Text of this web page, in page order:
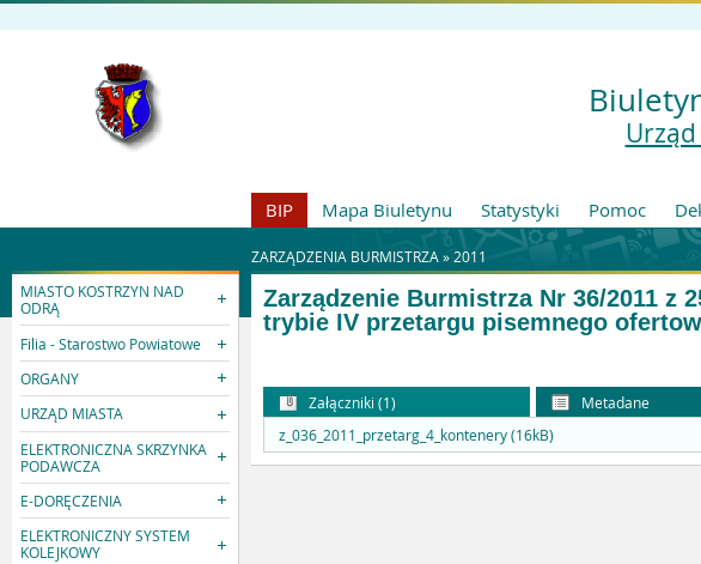
BIP Mapa Biuletynu Statystyki Pomoc
ZARZĄDZENIA BURMISTRZA » 2011
MIASTO KOSTRZYN NAD
ODRĄ
Filia - Starostwo Powiatowe
ORGANY
URZĄD MIASTA
ELEKTRONICZNA SKRZYNKA
PODAWCZA
E-DORĘCZENIA
ELEKTRONICZNY SYSTEM
KOLEJKOWY
Zarządzenie Burmistrza Nr 36/2011 z
trybie IV przetargu pisemnego
Załączniki (1) Metadane
z_036_2011_przetarg_4_kontenery (16kB)